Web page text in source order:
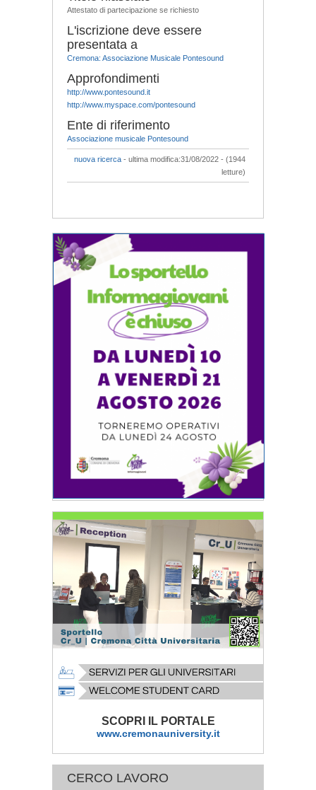
Attestato di partecipazione se richiesto
L'iscrizione deve essere
presentata a
Cremona: Associazione Musicale Pontesound
Approfondimenti
http://www.pontesound.it
http://www.myspace.com/pontesound
Ente di riferimento
Associazione musicale Pontesound
nuova ricerca - ultima modifica:31/08/2022 - (1944
letture)
SCOPRI IL PORTALE
www.cremonauniversity.it
CERCO LAVORO